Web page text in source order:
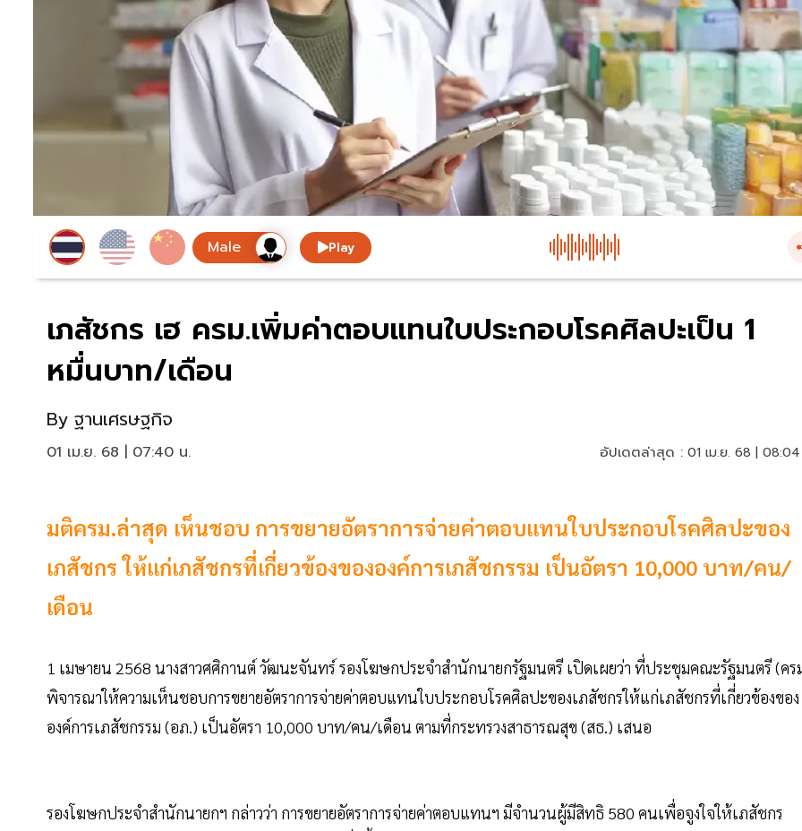
Play
เภสัชกร เฮ ครม.เพิ่มค่าตอบแทนใบประกอบโรคศิลปะเป็น 1
หมื่นบาท/เดือน
By ฐานเศรษฐกิจ
01 เม.ย. 68 | 07:40 น. อัปเดตล่าสุด : 01 เม.ย. 68 |
มติครม.ล่าสุด เห็นชอบ การขยายอัตราการจ่ายค่าตอบแทนใบประกอบโรคศิลปะของ
เภสัชกร ให้แก่เภสัชกรที่เกี่ยวข้องขององค์การเภสัชกรรม เป็นอัตรา 10,000 บาท/คน/
เดือน
1 เมษายน 2568 นางสาวศศิกานต์ วัฒนะจันทร์ รองโฆษกประจำสำนักนายกรัฐมนตรี เปิดเผยว่า ที่ประชุมคณะรัฐมนตรี (คร
พิจารณาให้ความเห็นชอบการขยายอัตราการจ่ายค่าตอบแทนใบประกอบโรคศิลปะของเภสัชกรให้แก่เภสัชกรที่เกี่ยวข้องของ
องค์การเภสัชกรรม (อภ.) เป็นอัตรา 10,000 บาท/คน/เดือน ตามที่กระทรวงสาธารณสุข (สธ.) เสนอ
รองโฆษกประจำสำนักนายกฯ กล่าวว่า การขยายอัตราการจ่ายค่าตอบแทนฯ มีจำนวนผู้มีสิทธิ 580 คนเพื่อจูงใจให้เภสัชกร